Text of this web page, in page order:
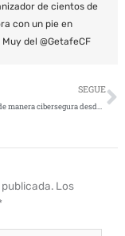
de cientos de
con un pie en
del @GetafeCF
SEGUE
¿Cómo trabajar de manera cibersegura desde casa?
Los